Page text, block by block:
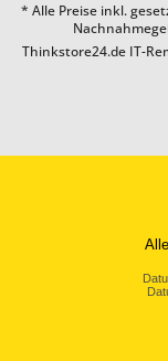
* Alle Preise inkl.
Thinkstore24.de IT-